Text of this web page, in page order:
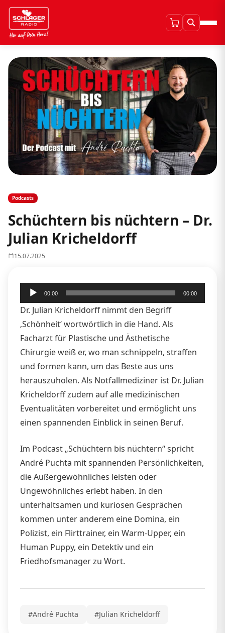
Podcasts
Schüchtern bis nüchtern – Dr.
Julian Kricheldorff
15.07.2025
Audio-
Player
00:00 00:00
Dr. Julian Kricheldorff nimmt den Begriff
‚Schönheit‘ wortwörtlich in die Hand. Als
Facharzt für Plastische und Ästhetische
Chirurgie weiß er, wo man schnippeln, straffen
und formen kann, um das Beste aus uns
herauszuholen. Als Notfallmediziner ist Dr. Julian
Kricheldorff zudem auf alle medizinischen
Eventualitäten vorbereitet und ermöglicht uns
einen spannenden Einblick in seinen Beruf.
Im Podcast „Schüchtern bis nüchtern“ spricht
André Puchta mit spannenden Persönlichkeiten,
die Außergewöhnliches leisten oder
Ungewöhnliches erlebt haben. In den
unterhaltsamen und kuriosen Gesprächen
kommen unter anderem eine Domina, ein
Polizist, ein Flirttrainer, ein Warm-Upper, ein
Human Puppy, ein Detektiv und ein
Friedhofsmanager zu Wort.
#André Puchta #Julian Kricheldorff